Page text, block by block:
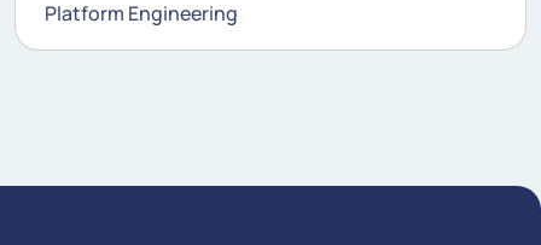
Platform Engineering